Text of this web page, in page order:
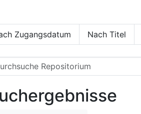
Zugangsdatum Nach Titel